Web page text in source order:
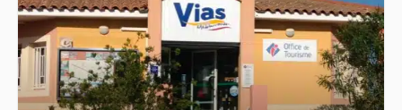
E-Mail
Öffnungszeiten ansehen
Avenue de la Méditerranée
34450 VIAS-PLAGE